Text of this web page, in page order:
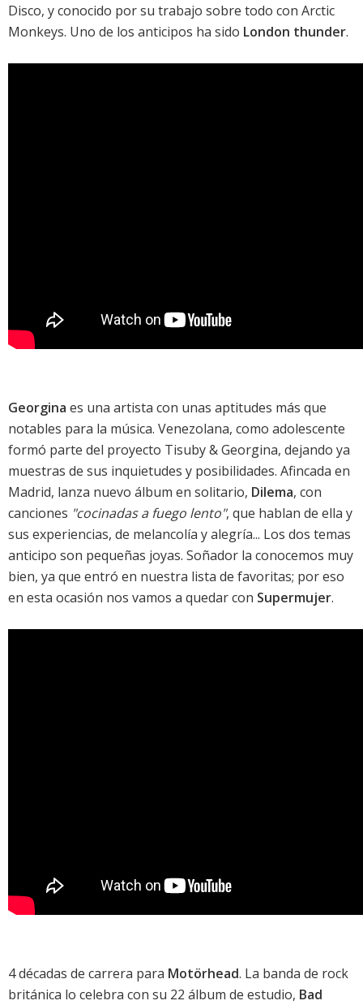
Disco, y conocido por su trabajo sobre todo con Arctic
Monkeys. Uno de los anticipos ha sido London thunder.
Georgina es una artista con unas aptitudes más que
notables para la música. Venezolana, como adolescente
formó parte del proyecto Tisuby & Georgina, dejando ya
muestras de sus inquietudes y posibilidades. Afincada en
Madrid, lanza nuevo álbum en solitario, Dilema, con
canciones "cocinadas a fuego lento", que hablan de ella y
sus experiencias, de melancolía y alegría... Los dos temas
anticipo son pequeñas joyas. Soñador la conocemos muy
bien, ya que entró en nuestra lista de favoritas; por eso
en esta ocasión nos vamos a quedar con Supermujer.
4 décadas de carrera para Motörhead. La banda de rock
británica lo celebra con su 22 álbum de estudio, Bad